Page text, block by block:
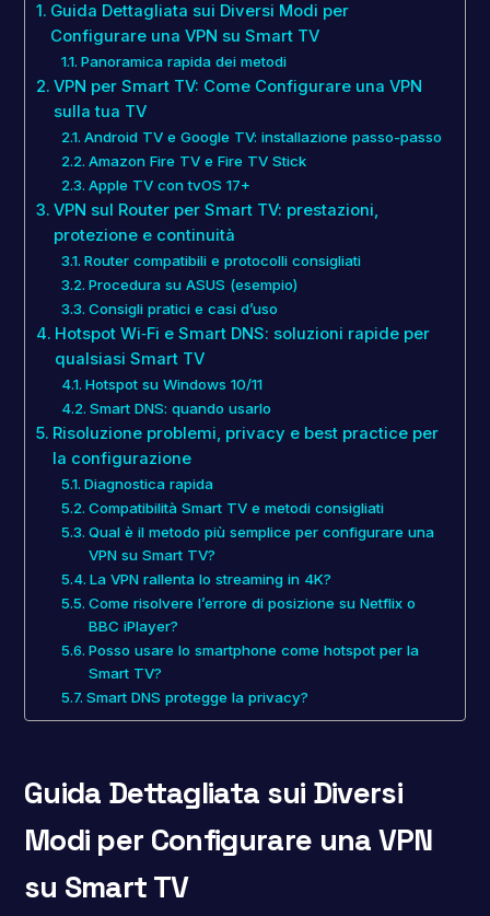
Guida Dettagliata sui Diversi Modi per
Configurare una VPN su Smart TV
Panoramica rapida dei metodi
VPN per Smart TV: Come Configurare una VPN
sulla tua TV
Android TV e Google TV: installazione passo-passo
Amazon Fire TV e Fire TV Stick
Apple TV con tvOS 17+
VPN sul Router per Smart TV: prestazioni,
protezione e continuità
Router compatibili e protocolli consigliati
Procedura su ASUS (esempio)
Consigli pratici e casi d’uso
Hotspot Wi‑Fi e Smart DNS: soluzioni rapide per
qualsiasi Smart TV
Hotspot su Windows 10/11
Smart DNS: quando usarlo
Risoluzione problemi, privacy e best practice per
la configurazione
Diagnostica rapida
Compatibilità Smart TV e metodi consigliati
Qual è il metodo più semplice per configurare una
VPN su Smart TV?
La VPN rallenta lo streaming in 4K?
Come risolvere l’errore di posizione su Netflix o
BBC iPlayer?
Posso usare lo smartphone come hotspot per la
Smart TV?
Smart DNS protegge la privacy?
Guida Dettagliata sui Diversi
Modi per Configurare una VPN
su Smart TV